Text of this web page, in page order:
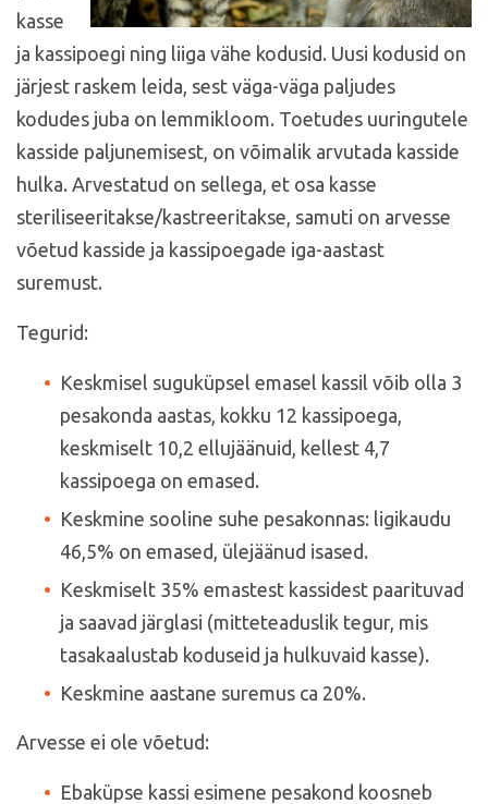
kasse
ja kassipoegi ning liiga vähe kodusid. Uusi kodusid on
järjest raskem leida, sest väga-väga paljudes
kodudes juba on lemmikloom. Toetudes uuringutele
kasside paljunemisest, on võimalik arvutada kasside
hulka. Arvestatud on sellega, et osa kasse
steriliseeritakse/kastreeritakse, samuti on arvesse
võetud kasside ja kassipoegade iga-aastast
suremust.
Tegurid:
Keskmisel suguküpsel emasel kassil võib olla 3
pesakonda aastas, kokku 12 kassipoega,
keskmiselt 10,2 ellujäänuid, kellest 4,7
kassipoega on emased.
Keskmine sooline suhe pesakonnas: ligikaudu
46,5% on emased, ülejäänud isased.
Keskmiselt 35% emastest kassidest paarituvad
ja saavad järglasi (mitteteaduslik tegur, mis
tasakaalustab koduseid ja hulkuvaid kasse).
Keskmine aastane suremus ca 20%.
Arvesse ei ole võetud:
Ebaküpse kassi esimene pesakond koosneb